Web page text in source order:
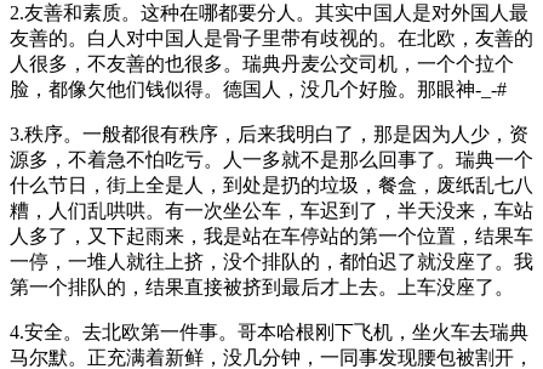
2.友善和素质。这种在哪都要分人。其实中国人是对外国人最
友善的。白人对中国人是骨子里带有歧视的。在北欧，友善的
人很多，不友善的也很多。瑞典丹麦公交司机，一个个拉个
脸，都像欠他们钱似得。德国人，没几个好脸。那眼神-_-#
3.秩序。一般都很有秩序，后来我明白了，那是因为人少，资
源多，不着急不怕吃亏。人一多就不是那么回事了。瑞典一个
什么节日，街上全是人，到处是扔的垃圾，餐盒，废纸乱七八
糟，人们乱哄哄。有一次坐公车，车迟到了，半天没来，车站
人多了，又下起雨来，我是站在车停站的第一个位置，结果车
一停，一堆人就往上挤，没个排队的，都怕迟了就没座了。我
第一个排队的，结果直接被挤到最后才上去。上车没座了。
4.安全。去北欧第一件事。哥本哈根刚下飞机，坐火车去瑞典
马尔默。正充满着新鲜，没几分钟，一同事发现腰包被割开，